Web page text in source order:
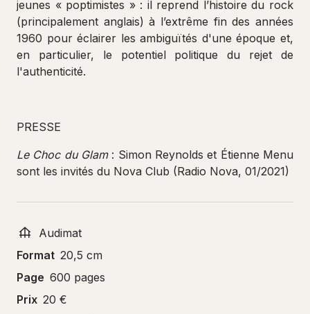
jeunes « poptimistes » : il reprend l’histoire du rock
(principalement anglais) à l’extrême fin des années
1960 pour éclairer les ambiguïtés d'une époque et,
en particulier, le potentiel politique du rejet de
l'authenticité.
PRESSE
Le Choc du Glam: Simon Reynolds et Étienne Menu
sont les invités du Nova Club (Radio Nova, 01/2021)
Audimat
Format 20,5 cm
Page 600 pages
Prix 20 €